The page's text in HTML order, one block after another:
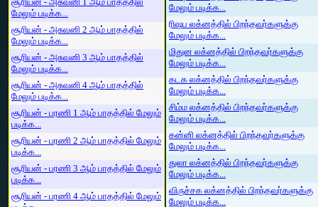
மேலும் படிக்க...
சூரியன் - அசுவனி 2 ஆம் பாதத்தில்
மேலும் படிக்க...
சூரியன் - அசுவனி 3 ஆம் பாதத்தில்
மேலும் படிக்க...
சூரியன் - அசுவனி 4 ஆம் பாதத்தில்
மேலும் படிக்க...
சூரியன் - பரணி 1 ஆம் பாதத்தில் மேலும்
படிக்க...
சூரியன் - பரணி 2 ஆம் பாதத்தில் மேலும்
படிக்க...
சூரியன் - பரணி 3 ஆம் பாதத்தில் மேலும்
படிக்க...
சூரியன் - பரணி 4 ஆம் பாதத்தில் மேலும்
மேலும் படிக்க...
ரிஷப லக்னத்தில் பிறந்தவர்களுக்கு
மேலும் படிக்க...
மிதுன லக்னத்தில் பிறந்தவர்களுக்கு
மேலும் படிக்க...
கடக லக்னத்தில் பிறந்தவர்களுக்கு
மேலும் படிக்க...
சிம்ம லக்னத்தில் பிறந்தவர்களுக்கு
மேலும் படிக்க...
கன்னி லக்னத்தில் பிறந்தவர்களுக்கு
மேலும் படிக்க...
துலா லக்னத்தில் பிறந்தவர்களுக்கு
மேலும் படிக்க...
விருச்சக லக்னத்தில் பிறந்தவர்களுக்கு
மேலும் படிக்க...